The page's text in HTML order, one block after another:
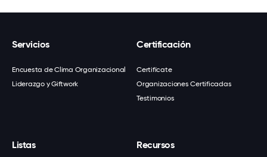
Servicios
Encuesta de Clima Organizacional
Liderazgo y Giftwork
Certificación
Certifícate
Organizaciones Certificadas
Testimonios
Listas Recursos